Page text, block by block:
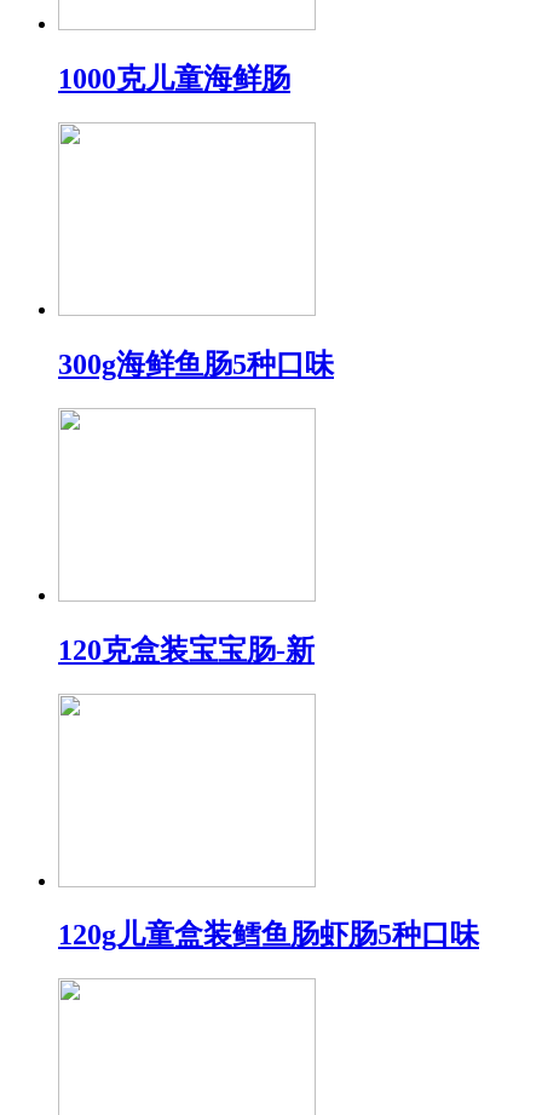
1000克儿童海鲜肠
300g海鲜鱼肠5种口味
120克盒装宝宝肠-新
120g儿童盒装鳕鱼肠虾肠5种口味